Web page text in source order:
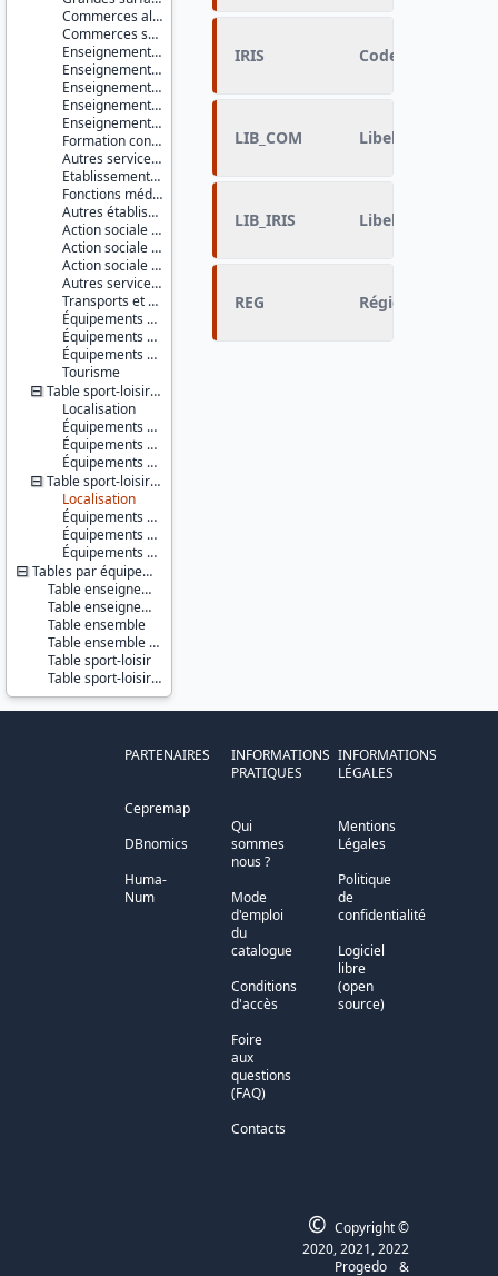
Commerces alimentaires
Commerces spécialisés non alimentaires
Enseignement du premier degré
Enseignement du second degré premier cycle
Enseignement du second degré second cycle
Enseignement supérieur non universitaire
Enseignement supérieur universitaire
Formation continue
Autres services de l'éducation
Etablissements et services de santé
Fonctions médicales et para-médicales
Autres établissements et services à caractère sanitaire
Action sociale pour personnes âgées
Action sociale pour enfants en bas âge
Action sociale pour handicapés
Autres services d'action sociale
Transports et déplacements
Équipements sportifs
Équipements de loisirs
Équipements culturels et socioculturels
Tourisme
Table sport-loisir - communes
Localisation
Équipements sportifs
Équipements de loisirs
Équipements culturels et socioculturels
Table sport-loisir - IRIS
Localisation
Équipements sportifs
Équipements de loisirs
Équipements culturels et socioculturels
Tables par équipements
Table enseignement
Table enseignement - localisation XY
Table ensemble
Table ensemble - localisation XY
Table sport-loisir
Table sport-loisir - localisation XY
IRIS Code IRIS
LIB_COM Libellé de la
LIB_IRIS Libellé de l'IRIS
REG Région
PARTENAIRES
Cepremap
DBnomics
Huma-
Num
INFORMATIONS
PRATIQUES
Qui
sommes
nous ?
Mode
d'emploi
du
catalogue
Conditions
d'accès
Foire
aux
questions
(FAQ)
Contacts
INFORMATIONS
LÉGALES
Mentions
Légales
Politique
de
confidentialité
Logiciel
libre
(open
source)
© Copyright ©
2020, 2021, 2022
Progedo
&